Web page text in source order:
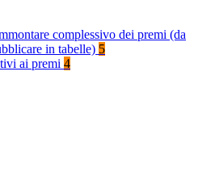
complessivo dei premi (da
in tabelle) 5
ai premi 4